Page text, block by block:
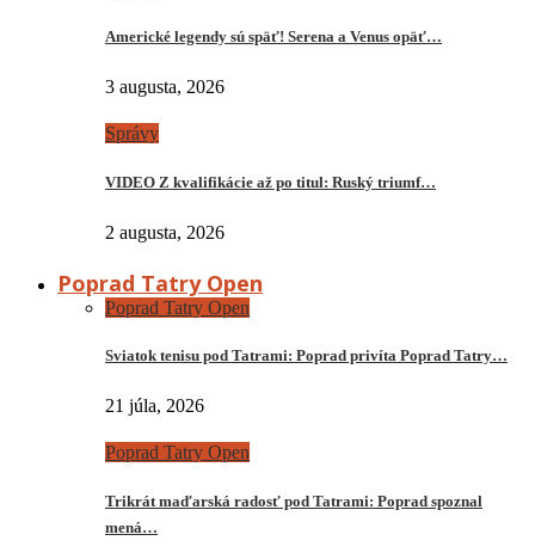
Americké legendy sú späť! Serena a Venus opäť…
3 augusta, 2026
Správy
VIDEO Z kvalifikácie až po titul: Ruský triumf…
2 augusta, 2026
Poprad Tatry Open
Poprad Tatry Open
Sviatok tenisu pod Tatrami: Poprad privíta Poprad Tatry…
21 júla, 2026
Poprad Tatry Open
Trikrát maďarská radosť pod Tatrami: Poprad spoznal
mená…